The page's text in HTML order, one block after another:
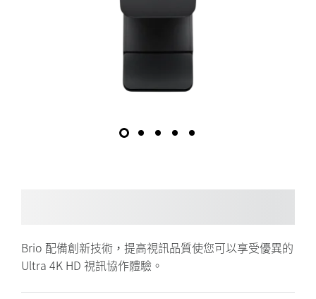
Brio 配備創新技術，提高視訊品質使您可以享受優異的
Ultra 4K HD 視訊協作體驗。